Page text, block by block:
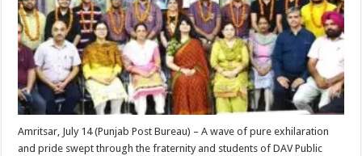
Amritsar, July 14 (Punjab Post Bureau) – A wave of pure exhilaration
and pride swept through the fraternity and students of DAV Public